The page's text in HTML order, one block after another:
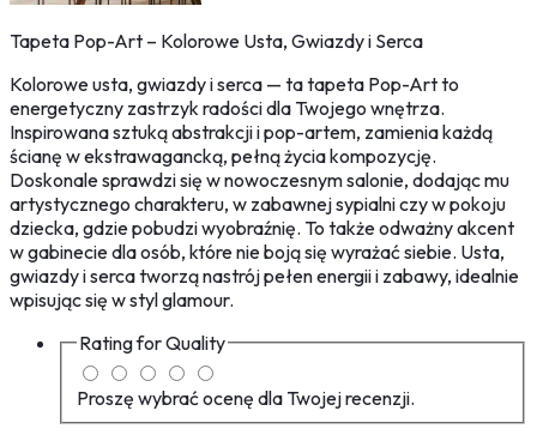
Tapeta Pop-Art – Kolorowe Usta, Gwiazdy i Serca
Kolorowe usta, gwiazdy i serca — ta tapeta Pop-Art to
energetyczny zastrzyk radości dla Twojego wnętrza.
Inspirowana sztuką abstrakcji i pop-artem, zamienia każdą
ścianę w ekstrawagancką, pełną życia kompozycję.
Doskonale sprawdzi się w nowoczesnym salonie, dodając mu
artystycznego charakteru, w zabawnej sypialni czy w pokoju
dziecka, gdzie pobudzi wyobraźnię. To także odważny akcent
w gabinecie dla osób, które nie boją się wyrażać siebie. Usta,
gwiazdy i serca tworzą nastrój pełen energii i zabawy, idealnie
wpisując się w styl glamour.
Rating forQuality
Proszę wybrać ocenę dla Twojej recenzji.